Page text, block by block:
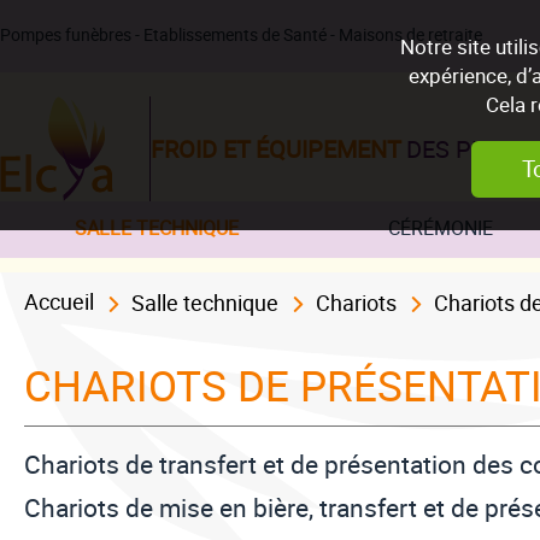
Notre site
expérience,
Cela
Pompes funèbres - Etablissements de Santé - Maisons de retraite
FROID ET ÉQUIPEMENT DES
SALLE TECHNIQUE
réfrigérantes
CÉRÉMONIE
Salon mortuaire Caissons etSacs
réfrigérantes
Accueil Salle technique Chariots Chariots
CHARIOTS DE
Chariots de transfert et de présentation des
Chariots de mise en bière, transfert et de